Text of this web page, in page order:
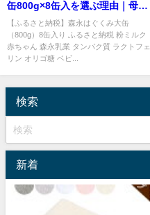
缶800g×8缶入を選ぶ理由｜母乳
に学んだ粉ミルク
【ふるさと納税】森永はぐくみ大缶
（800g）8缶入り ふるさと納税 粉ミルク
赤ちゃん 森永乳業 タンパク質 ラクトフェ
リン オリゴ糖 ベビ...
検索
新着